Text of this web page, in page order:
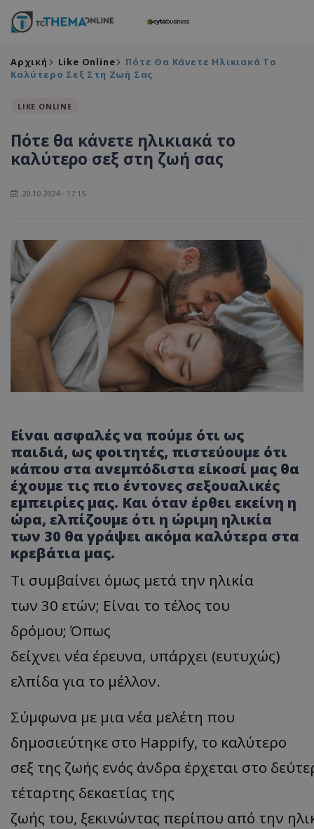
Αρχική Like Online
Πότε Θα Κάνετε Ηλικιακά Το
Καλύτερο Σεξ Στη Ζωή Σας
LIKE ONLINE
Πότε θα κάνετε ηλικιακά το
καλύτερο σεξ στη ζωή σας
20.10.2024 - 17:15
Είναι ασφαλές να πούμε ότι ως
παιδιά, ως φοιτητές, πιστεύουμε ότι
κάπου στα ανεμπόδιστα είκοσί μας θα
έχουμε τις πιο έντονες σεξουαλικές
εμπειρίες μας. Και όταν έρθει εκείνη η
ώρα, ελπίζουμε ότι η ώριμη ηλικία
των 30 θα γράψει ακόμα καλύτερα στα
κρεβάτια μας.
Τι συμβαίνει όμως μετά την ηλικία
των 30 ετών; Είναι το τέλος του
δρόμου; Όπως
δείχνει νέα έρευνα, υπάρχει (ευτυχώς)
ελπίδα για το μέλλον.
Σύμφωνα με μια νέα μελέτη που
δημοσιεύτηκε στο Happify, το καλύτερο
σεξ της ζωής ενός άνδρα έρχεται στο
τέταρτης δεκαετίας της
ζωής του, ξεκινώντας περίπου από την